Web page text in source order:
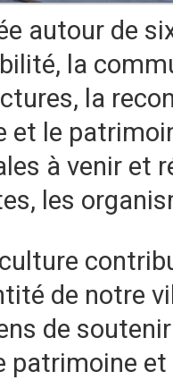
autour de
la
la
et le
à venir et
les
de notre
de
patrimoine et